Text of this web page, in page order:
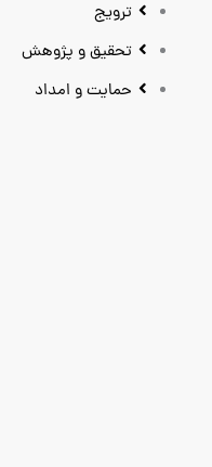
ترویج
تحقیق و پژوهش
حمایت و امداد